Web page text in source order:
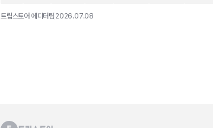
트립스토어 에디터팀 2026.07.08